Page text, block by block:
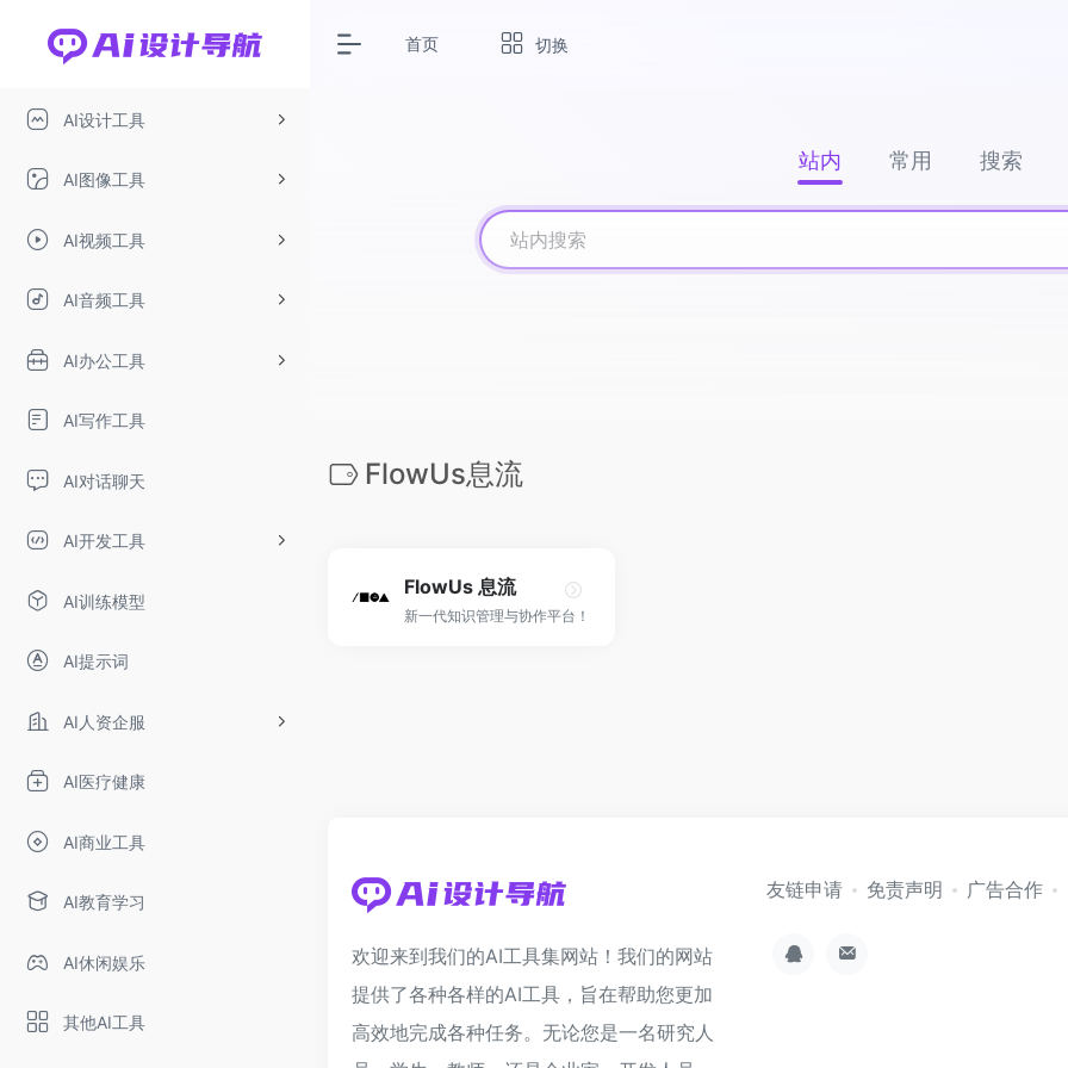
AI设计工具
AI图像工具
AI视频工具
AI音频工具
AI办公工具
AI写作工具
AI对话聊天
AI开发工具
AI训练模型
AI提示词
AI人资企服
AI医疗健康
AI商业工具
AI教育学习
AI休闲娱乐
其他AI工具
首页 切换
站内 常用 搜索
FlowUs息流
FlowUs 息流
新一代知识管理与协作平台！
欢迎来到我们的AI工具集网站！我们的网站
提供了各种各样的AI工具，旨在帮助您更加
高效地完成各种任务。无论您是一名研究人
友链申请 免责声明 广告合作